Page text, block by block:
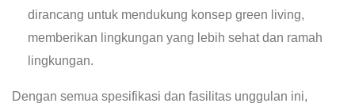
dirancang untuk mendukung konsep green living,
memberikan lingkungan yang lebih sehat dan ramah
lingkungan​​.
Dengan semua spesifikasi dan fasilitas unggulan ini,